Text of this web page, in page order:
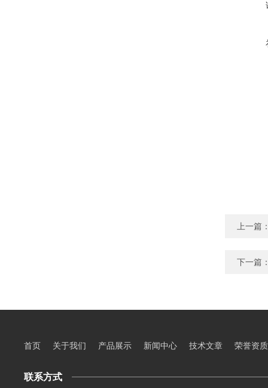
上一篇
下一篇
首页 关于我们 产品展示 新闻中心 技术文章 荣誉资质
联系方式